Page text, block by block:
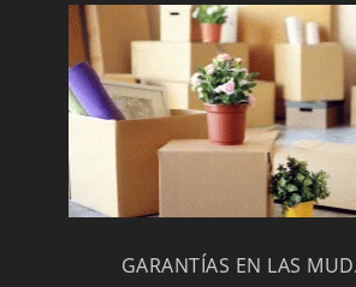
GARANTÍAS EN LAS